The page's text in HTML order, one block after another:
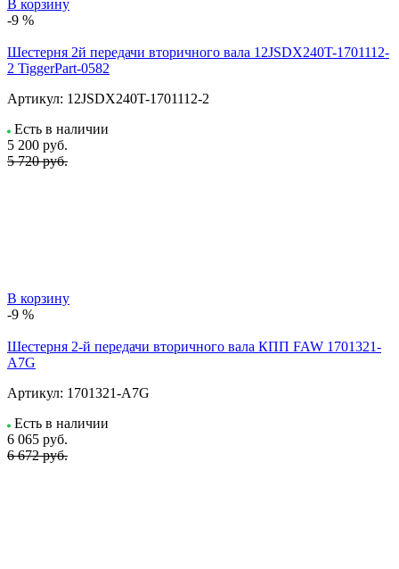
В корзину
-9 %
Шестерня 2й передачи вторичного вала 12JSDX240T-1701112-
2 TiggerPart-0582
Артикул: 12JSDX240T-1701112-2
Есть в наличии
5 200 руб.
5 720 руб.
В корзину
-9 %
Шестерня 2-й передачи вторичного вала КПП FAW 1701321-
A7G
Артикул: 1701321-A7G
Есть в наличии
6 065 руб.
6 672 руб.